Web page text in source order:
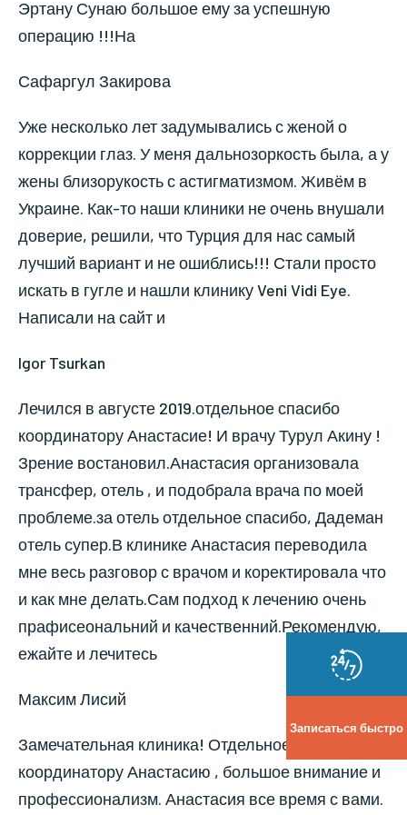
Эртану Сунаю большое ему за успешную
операцию !!!На
Сафаргул Закирова
Уже несколько лет задумывались с женой о
коррекции глаз. У меня дальнозоркость была, а у
жены близорукость с астигматизмом. Живём в
Украине. Как-то наши клиники не очень внушали
доверие, решили, что Турция для нас самый
лучший вариант и не ошиблись!!! Стали просто
искать в гугле и нашли клинику Veni Vidi Eye.
Написали на сайт и
Igor Tsurkan
Лечился в августе 2019.отдельное спасибо
координатору Анастасие! И врачу Турул Акину !
Зрение востановил.Анастасия организовала
трансфер, отель , и подобрала врача по моей
проблеме.за отель отдельное спасибо, Дадеман
отель супер.В клинике Анастасия переводила
мне весь разговор с врачом и коректировала что
и как мне делать.Сам подход к лечению очень
прафисеональний и качественний.Рекомендую,
ежайте и лечитесь
Максим Лисий
Замечательная клиника! Отдельное спасибо
координатору Анастасию , большое внимание и
профессионализм. Анастасия все время с вами.
Записаться быстро